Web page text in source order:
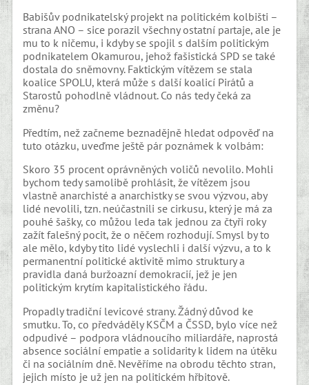
Babišův podnikatelský projekt na politickém kolbišti –
strana ANO – sice porazil všechny ostatní partaje, ale je
mu to k ničemu, i kdyby se spojil s dalším politickým
podnikatelem Okamurou, jehož fašistická SPD se také
dostala do sněmovny. Faktickým vítězem se stala
koalice SPOLU, která může s další koalicí Pirátů a
Starostů pohodlně vládnout. Co nás tedy čeká za
změnu?
Předtím, než začneme beznadějně hledat odpověď na
tuto otázku, uveďme ještě pár poznámek k volbám:
Skoro 35 procent oprávněných voličů nevolilo. Mohli
bychom tedy samolibě prohlásit, že vítězem jsou
vlastně anarchisté a anarchistky se svou výzvou, aby
lidé nevolili, tzn. neúčastnili se cirkusu, který je má za
pouhé šašky, co můžou leda tak jednou za čtyři roky
zažít falešný pocit, že o něčem rozhodují. Smysl by to
ale mělo, kdyby tito lidé vyslechli i další výzvu, a to k
permanentní politické aktivitě mimo struktury a
pravidla daná buržoazní demokracií, jež je jen
politickým krytím kapitalistického řádu.
Propadly tradiční levicové strany. Žádný důvod ke
smutku. To, co předváděly KSČM a ČSSD, bylo více než
odpudivé – podpora vládnoucího miliardáře, naprostá
absence sociální empatie a solidarity k lidem na útěku
či na sociálním dně. Nevěříme na obrodu těchto stran,
jejich místo je už jen na politickém hřbitově.